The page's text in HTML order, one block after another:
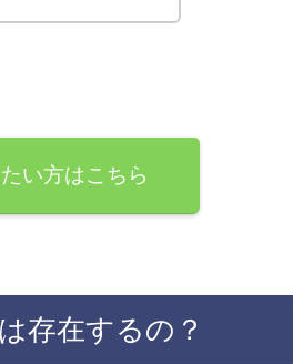
い方はこちら
存在するの？